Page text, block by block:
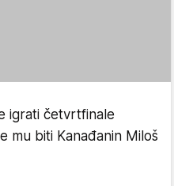
igrati četvrtfinale
mu biti Kanađanin Miloš